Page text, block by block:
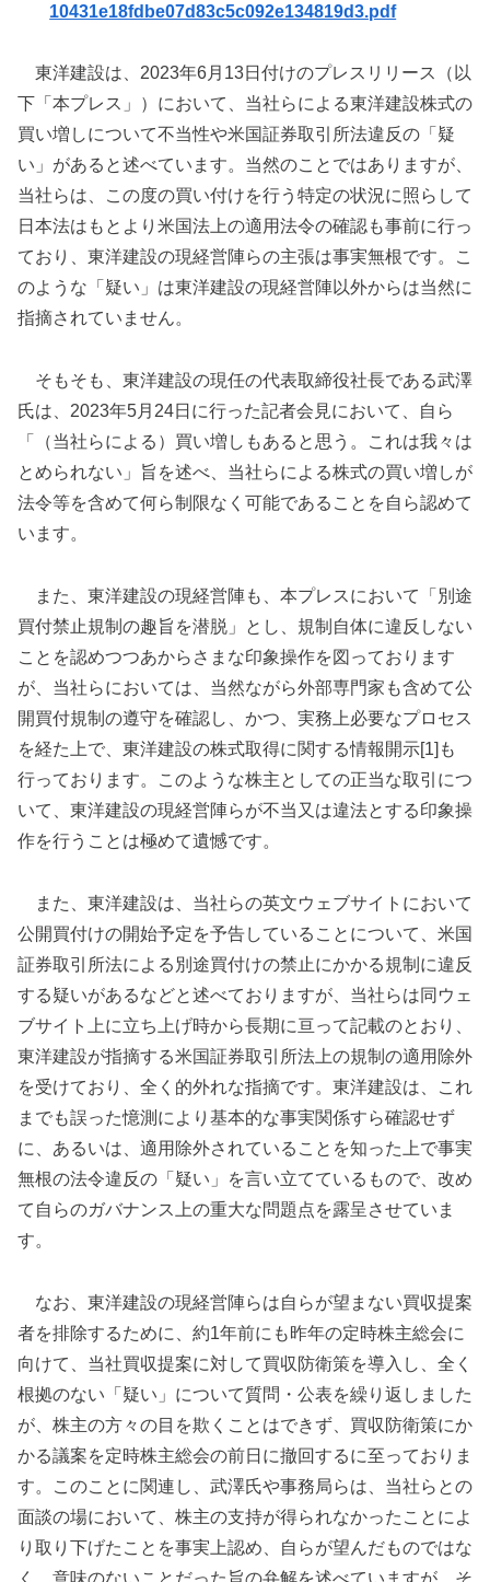
10431e18fdbe07d83c5c092e134819d3.pdf
東洋建設は、2023年6月13日付けのプレスリリース（以
下「本プレス」）において、当社らによる東洋建設株式の
買い増しについて不当性や米国証券取引所法違反の「疑
い」があると述べています。当然のことではありますが、
当社らは、この度の買い付けを行う特定の状況に照らして
日本法はもとより米国法上の適用法令の確認も事前に行っ
ており、東洋建設の現経営陣らの主張は事実無根です。こ
のような「疑い」は東洋建設の現経営陣以外からは当然に
指摘されていません。
そもそも、東洋建設の現任の代表取締役社長である武澤
氏は、2023年5月24日に行った記者会見において、自ら
「（当社らによる）買い増しもあると思う。これは我々は
とめられない」旨を述べ、当社らによる株式の買い増しが
法令等を含めて何ら制限なく可能であることを自ら認めて
います。
また、東洋建設の現経営陣も、本プレスにおいて「別途
買付禁止規制の趣旨を潜脱」とし、規制自体に違反しない
ことを認めつつあからさまな印象操作を図っております
が、当社らにおいては、当然ながら外部専門家も含めて公
開買付規制の遵守を確認し、かつ、実務上必要なプロセス
を経た上で、東洋建設の株式取得に関する情報開示[1]も
行っております。このような株主としての正当な取引につ
いて、東洋建設の現経営陣らが不当又は違法とする印象操
作を行うことは極めて遺憾です。
また、東洋建設は、当社らの英文ウェブサイトにおいて
公開買付けの開始予定を予告していることについて、米国
証券取引所法による別途買付けの禁止にかかる規制に違反
する疑いがあるなどと述べておりますが、当社らは同ウェ
ブサイト上に立ち上げ時から長期に亘って記載のとおり、
東洋建設が指摘する米国証券取引所法上の規制の適用除外
を受けており、全く的外れな指摘です。東洋建設は、これ
までも誤った憶測により基本的な事実関係すら確認せず
に、あるいは、適用除外されていることを知った上で事実
無根の法令違反の「疑い」を言い立てているもので、改め
て自らのガバナンス上の重大な問題点を露呈させていま
す。
なお、東洋建設の現経営陣らは自らが望まない買収提案
者を排除するために、約1年前にも昨年の定時株主総会に
向けて、当社買収提案に対して買収防衛策を導入し、全く
根拠のない「疑い」について質問・公表を繰り返しました
が、株主の方々の目を欺くことはできず、買収防衛策にか
かる議案を定時株主総会の前日に撤回するに至っておりま
す。このことに関連し、武澤氏や事務局らは、当社らとの
面談の場において、株主の支持が得られなかったことによ
り取り下げたことを事実上認め、自らが望んだものではな
く、意味のないことだった旨の弁解を述べていますが、そ